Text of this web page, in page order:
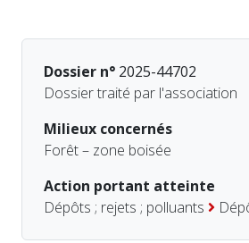
Dossier n° 2025-44702
Dossier traité par l'association
Milieux concernés
Forêt – zone boisée
Action portant atteinte
Dépôts ; rejets ; polluants